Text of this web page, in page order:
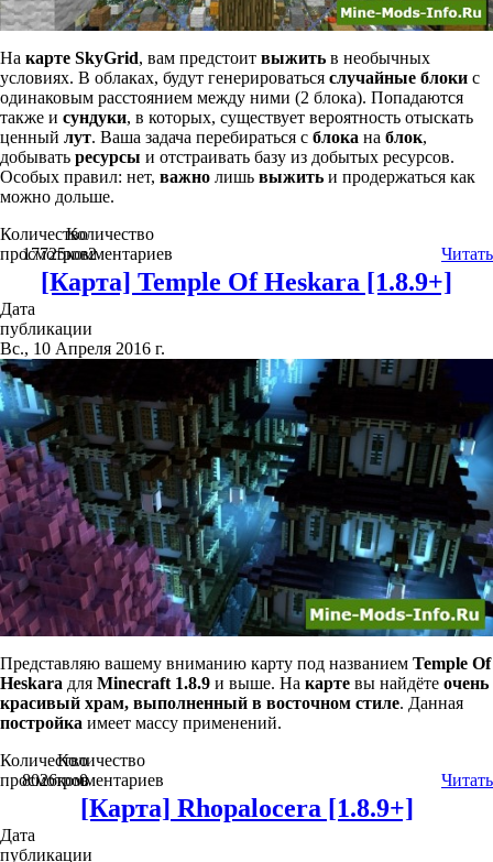
На карте SkyGrid, вам предстоит выжить в необычных
условиях. В облаках, будут генерироваться случайные блоки с
одинаковым расстоянием между ними (2 блока). Попадаются
также и сундуки, в которых, существует вероятность отыскать
ценный лут. Ваша задача перебираться с блока на блок,
добывать ресурсы и отстраивать базу из добытых ресурсов.
Особых правил: нет, важно лишь выжить и продержаться как
можно дольше.
Количество
просмотров
17725
Количество
комментариев
2 Читать
[Карта] Temple Of Heskara [1.8.9+]
Дата
публикации
Вс., 10 Апреля 2016 г.
Представляю вашему вниманию карту под названием Temple Of
Heskara для Minecraft 1.8.9 и выше. На карте вы найдёте очень
красивый храм, выполненный в восточном стиле. Данная
постройка имеет массу применений.
Количество
просмотров
8026
Количество
комментариев
0 Читать
[Карта] Rhopalocera [1.8.9+]
Дата
публикации